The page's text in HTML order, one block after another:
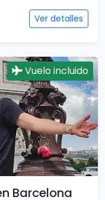
Ver detalles
Vuelo incluido
Barcelona